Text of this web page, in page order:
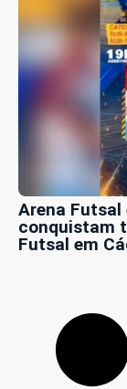
Arena Futsal
conquistam
Futsal em